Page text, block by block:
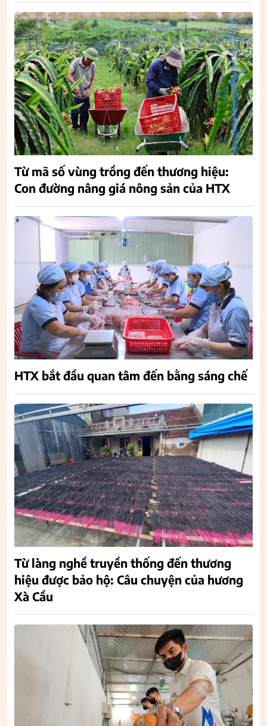
Từ mã số vùng trồng đến thương hiệu:
Con đường nâng giá nông sản của HTX
HTX bắt đầu quan tâm đến bằng sáng chế
Từ làng nghề truyền thống đến thương
hiệu được bảo hộ: Câu chuyện của hương
Xà Cầu